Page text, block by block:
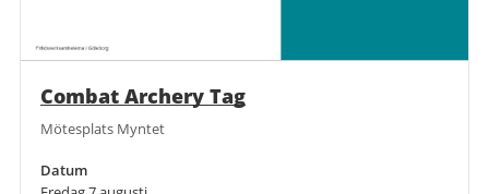
Combat Archery Tag
Mötesplats Myntet
Datum